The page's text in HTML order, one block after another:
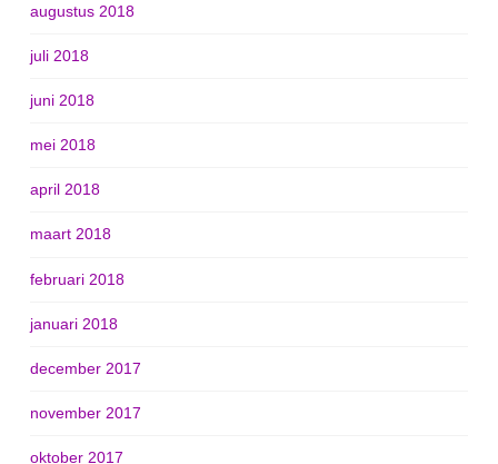
augustus 2018
juli 2018
juni 2018
mei 2018
april 2018
maart 2018
februari 2018
januari 2018
december 2017
november 2017
oktober 2017